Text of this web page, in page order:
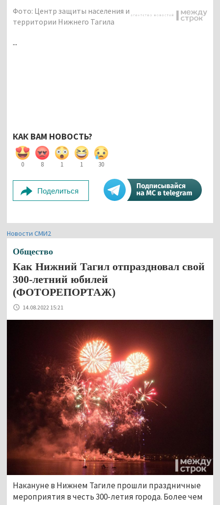
Фото: Центр защиты населения и
территории Нижнего Тагила
...
КАК ВАМ НОВОСТЬ?
0 8 1 1 30
Поделиться
Новости СМИ2
Общество
Как Нижний Тагил отпраздновал свой
300-летний юбилей
(ФОТОРЕПОРТАЖ)
14.08.2022 15:21
Накануне в Нижнем Тагиле прошли праздничные
мероприятия в честь 300-летия города. Более чем